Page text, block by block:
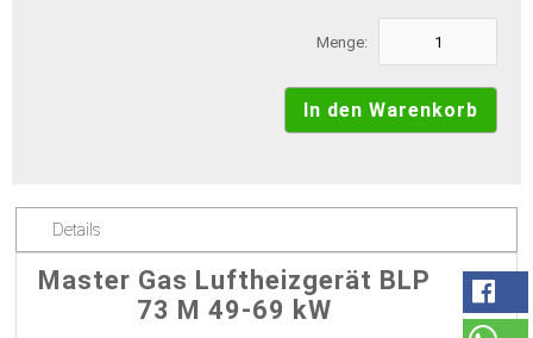
Menge:
Details
Master Gas Luftheizgerät BLP
73 M 49-69 kW